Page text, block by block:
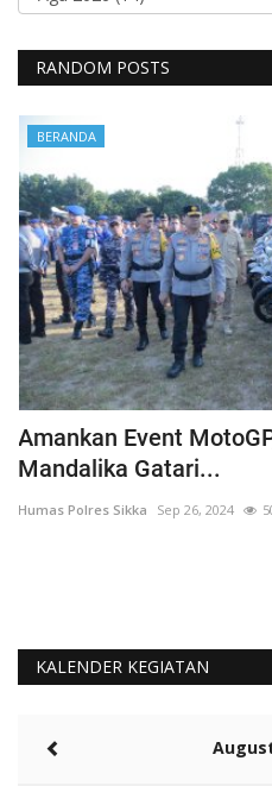
RANDOM POSTS
BERANDA
Amankan Event
Mandalika Gatari...
Humas Polres Sikka Sep 26, 2024
KALENDER KEGIATAN